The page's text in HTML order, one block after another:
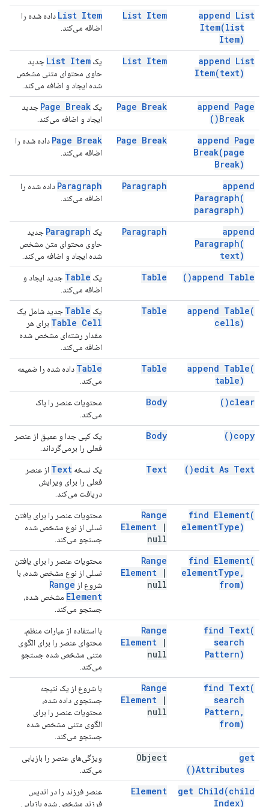
append List
Item(list
Item)
List Item
List Item داده شده را
اضافه می‌کند.
append List
Item(text)
List Item یک List Item جدید
حاوی محتوای متنی مشخص
شده ایجاد و اضافه می‌کند.
append Page
Break(
)
Page Break یک Page Break جدید
ایجاد و اضافه می‌کند.
append Page
Break(page
Break)
Page Break
Page Break داده شده را
اضافه می‌کند.
append
Paragraph(
paragraph)
Paragraph
Paragraph داده شده را
اضافه می‌کند.
append
Paragraph(
text)
Paragraph یک Paragraph جدید
حاوی محتوای متن مشخص
شده ایجاد و اضافه می‌کند.
append Table(
)
Table یک Table جدید ایجاد و
اضافه می‌کند.
append Table(
cells)
Table یک Table جدید شامل یک
Table Cell برای هر
مقدار رشته‌ای مشخص شده
اضافه می‌کند.
append Table(
table)
Table
Table داده شده را ضمیمه
می‌کند.
clear(
)
Body
محتویات عنصر را پاک
می‌کند.
copy(
)
Body
یک کپی جدا و عمیق از عنصر
فعلی را برمی‌گرداند.
edit As Text(
)
Text یک نسخه Text از عنصر
فعلی را برای ویرایش
دریافت می‌کند.
find Element(
elementType)
Range
Element
|
null
محتویات عنصر را برای یافتن
نسلی از نوع مشخص شده
جستجو می‌کند.
find Element(
elementType ,
from)
Range
Element
|
null
محتویات عنصر را برای یافتن
نسلی از نوع مشخص شده، با
شروع از Range
Element مشخص شده،
جستجو می‌کند.
find Text(
search
Pattern)
Range
Element
|
null
با استفاده از عبارات منظم،
محتوای عنصر را برای الگوی
متنی مشخص شده جستجو
می‌کند.
find Text(
search
Pattern ,
from)
Range
Element
|
null
با شروع از یک نتیجه
جستجوی داده شده،
محتویات عنصر را برای
الگوی متنی مشخص شده
جستجو می‌کند.
get
Attributes(
)
Object
ویژگی‌های عنصر را بازیابی
می‌کند.
get Child(child
Index)
Element
عنصر فرزند را در اندیس
فرزند مشخص شده بازیابی